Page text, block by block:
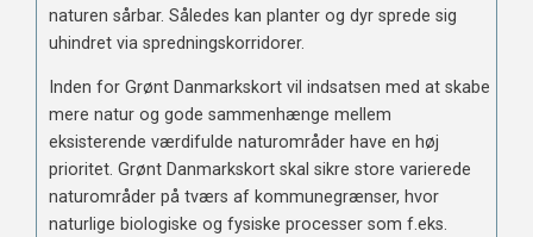
naturen sårbar. Således kan planter og dyr sprede sig
uhindret via spredningskorridorer.
Inden for Grønt Danmarkskort vil indsatsen med at skabe
mere natur og gode sammenhænge mellem
eksisterende værdifulde naturområder have en høj
prioritet. Grønt Danmarkskort skal sikre store varierede
naturområder på tværs af kommunegrænser, hvor
naturlige biologiske og fysiske processer som f.eks.